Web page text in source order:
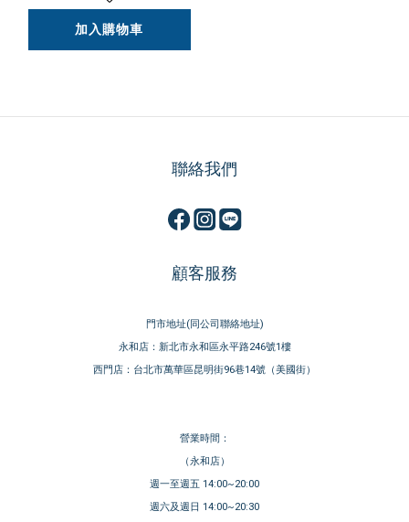
加入購物車
聯絡我們
顧客服務
門市地址(同公司聯絡地址)
永和店：新北市永和區永平路246號1樓
西門店：台北市萬華區昆明街96巷14號（美國街）
營業時間：
（永和店）
週一至週五 14:00~20:00
週六及週日 14:00~20:30